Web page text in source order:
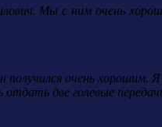
Мы с ним очень
очень хорошим.
отдать две голевые